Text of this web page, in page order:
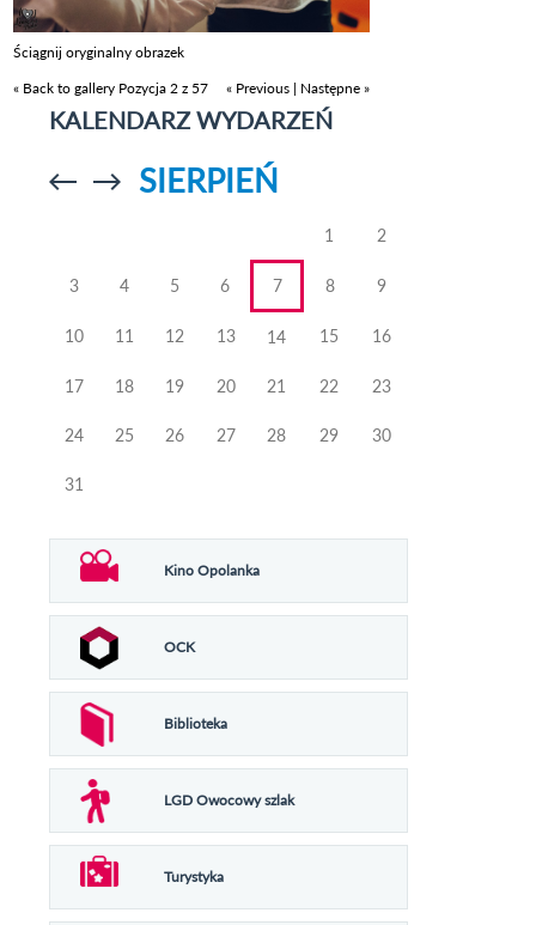
Ściągnij oryginalny obrazek
« Back to gallery Pozycja 2 z 57 « Previous | Następne »
KALENDARZ WYDARZEŃ
Przejdź doPrzejdź do
SIERPIEŃ
1 2
3 4 5 6 7 8 9
10 11 12 13 14 15 16
17 18 19 20 21 22 23
24 25 26 27 28 29 30
31
Kino Opolanka
OCK
Biblioteka
LGD Owocowy szlak
Turystyka